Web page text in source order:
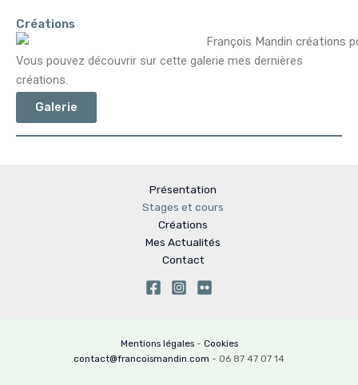
Créations
Vous pouvez découvrir sur cette galerie mes dernières
créations.
Galerie
Présentation
Stages et cours
Créations
Mes Actualités
Contact
Mentions légales- Cookies
contact@francoismandin.com - 06 87 47 07 14